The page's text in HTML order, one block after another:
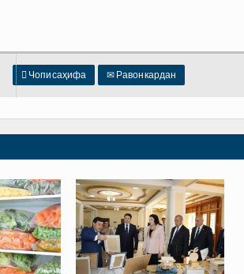
 Чопи саҳифа ✉ Равон кардан